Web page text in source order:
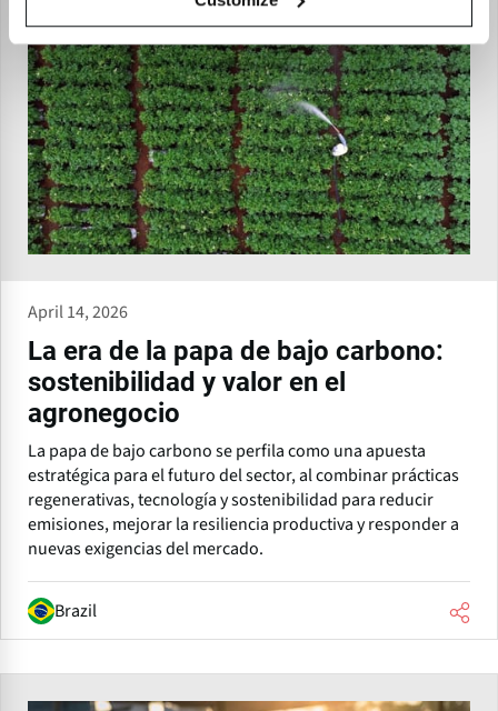
April 14, 2026
La era de la papa de bajo carbono:
sostenibilidad y valor en el
agronegocio
La papa de bajo carbono se perfila como una apuesta
estratégica para el futuro del sector, al combinar prácticas
regenerativas, tecnología y sostenibilidad para reducir
emisiones, mejorar la resiliencia productiva y responder a
nuevas exigencias del mercado.
Brazil